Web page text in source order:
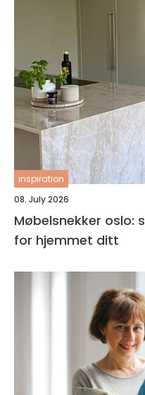
inspiration
08. July 2026
Møbelsnekker oslo:
for hjemmet ditt